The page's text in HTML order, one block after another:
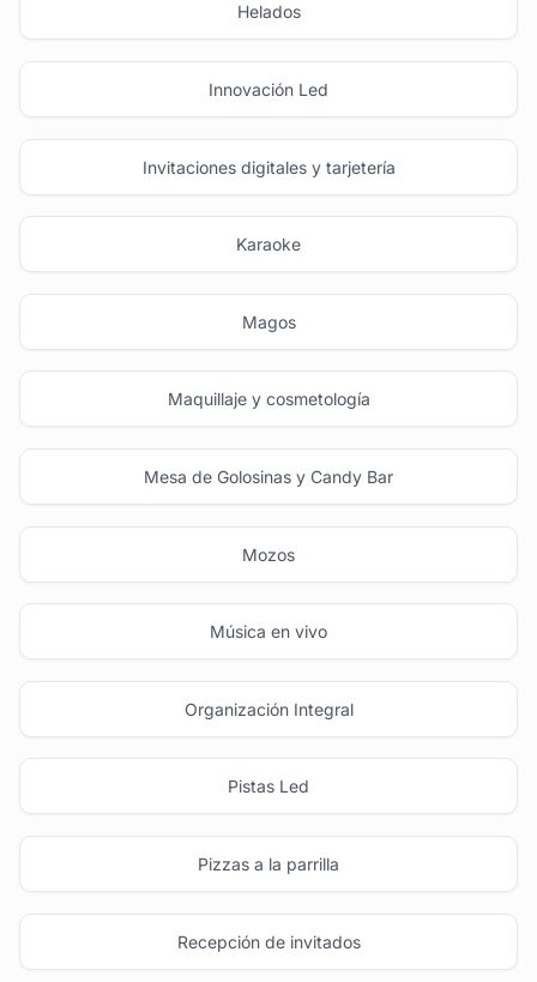
Helados
Innovación Led
Invitaciones digitales y tarjetería
Karaoke
Magos
Maquillaje y cosmetología
Mesa de Golosinas y Candy Bar
Mozos
Música en vivo
Organización Integral
Pistas Led
Pizzas a la parrilla
Recepción de invitados